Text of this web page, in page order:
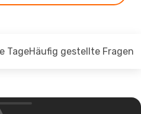
TageHäufig gestellte Fragen